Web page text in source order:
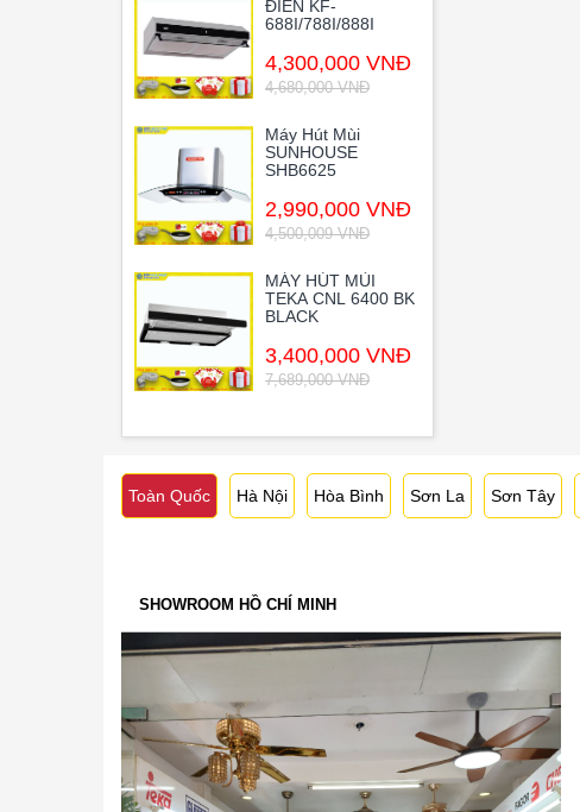
ĐIỂN KF-
688I/788I/888I
4,300,000 VNĐ
4,680,000 VNĐ
Máy Hút Mùi
SUNHOUSE
SHB6625
2,990,000 VNĐ
4,500,009 VNĐ
MÁY HÚT MÙI
TEKA CNL 6400 BK
BLACK
3,400,000 VNĐ
7,689,000 VNĐ
Toàn Quốc Hà Nội Hòa Bình Sơn La Sơn Tây
SHOWROOM HỒ CHÍ MINH